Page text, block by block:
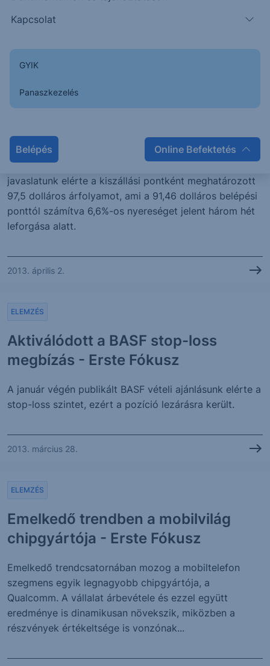
Kapcsolat
GYIK
Panaszkezelés
Belépés Online Befektetés
közepén esedékes...
2013. április 3.
árfolyama - Erste Fókusz
ELEMZÉS
Március közepén megfogalmazott olaj vételi
javaslatunk elérte a kiszállási pontként meghatározott
97,5 dolláros árfolyamot, ami a 91,46 dolláros belépési
ponttól számítva 6,6%-os nyereséget jelent három hét
leforgása alatt.
2013. április 2.
Aktiválódott a BASF stop-loss
megbízás - Erste Fókusz
ELEMZÉS
A január végén publikált BASF vételi ajánlásunk elérte a
stop-loss szintet, ezért a pozíció lezárásra került.
2013. március 28.
Emelkedő trendben a mobilvilág
chipgyártója - Erste Fókusz
ELEMZÉS
Emelkedő trendcsatornában mozog a mobiltelefon
szegmens egyik legnagyobb chipgyártója, a
Qualcomm. A vállalat árbevétele és ezzel együtt
eredménye is dinamikusan növekszik, miközben a
részvények értékeltsége is vonzónak...